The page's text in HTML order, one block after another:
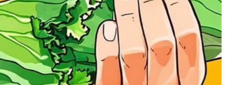
od osobe koja vam je već neko vreme u mislima.
danima. Situacija koja vas je opterećivala počinje da se